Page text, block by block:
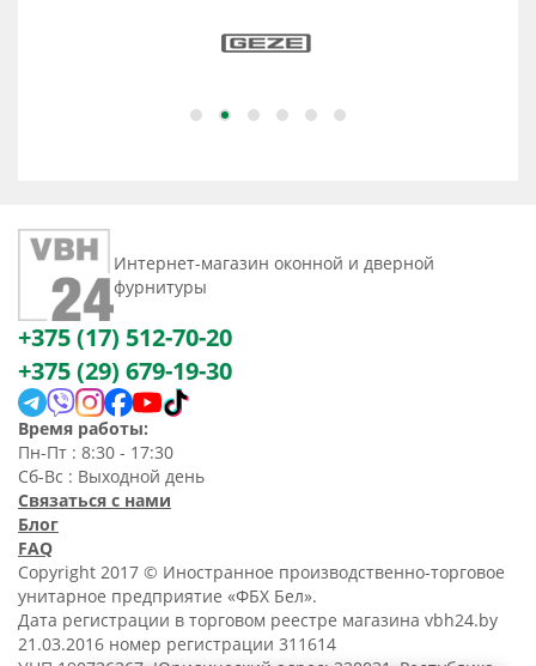
Интернет-магазин оконной и дверной
фурнитуры
+375 (17) 512-70-20
+375 (29) 679-19-30
Время работы:
Пн-Пт : 8:30 - 17:30
Сб-Вс : Выходной день
Связаться с нами
Блог
FAQ
Copyright 2017 © Иностранное производственно-торговое
унитарное предприятие «ФБХ Бел».
Дата регистрации в торговом реестре магазина vbh24.by
21.03.2016 номер регистрации 311614